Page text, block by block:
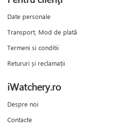
Date personale
Transport, Mod de plată
Termeni si conditii
Retururi și reclamații
iWatchery.ro
Despre noi
Contacte